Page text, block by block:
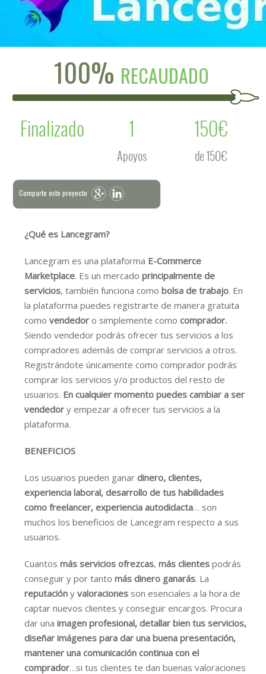
100% RECAUDADO
Finalizado
1
Apoyos
150€
de 150€
Comparte este proyecto
¿Qué es Lancegram?
Lancegram es una plataforma E-Commerce
Marketplace. Es un mercado principalmente de
servicios, también funciona como bolsa de trabajo. En
la plataforma puedes registrarte de manera gratuita
como vendedor o simplemente como comprador.
Siendo vendedor podrás ofrecer tus servicios a los
compradores además de comprar servicios a otros.
Registrándote únicamente como comprador podrás
comprar los servicios y/o productos del resto de
usuarios. En cualquier momento puedes cambiar a ser
vendedor y empezar a ofrecer tus servicios a la
plataforma.
BENEFICIOS
Los usuarios pueden ganar dinero, clientes,
experiencia laboral, desarrollo de tus habilidades
como freelancer, experiencia autodidacta… son
muchos los beneficios de Lancegram respecto a sus
usuarios.
Cuantos más servicios ofrezcas, más clientes podrás
conseguir y por tanto más dinero ganarás. La
reputación y valoraciones son esenciales a la hora de
captar nuevos clientes y conseguir encargos. Procura
dar una imagen profesional, detallar bien tus servicios,
diseñar imágenes para dar una buena presentación,
mantener una comunicación continua con el
comprador…si tus clientes te dan buenas valoraciones